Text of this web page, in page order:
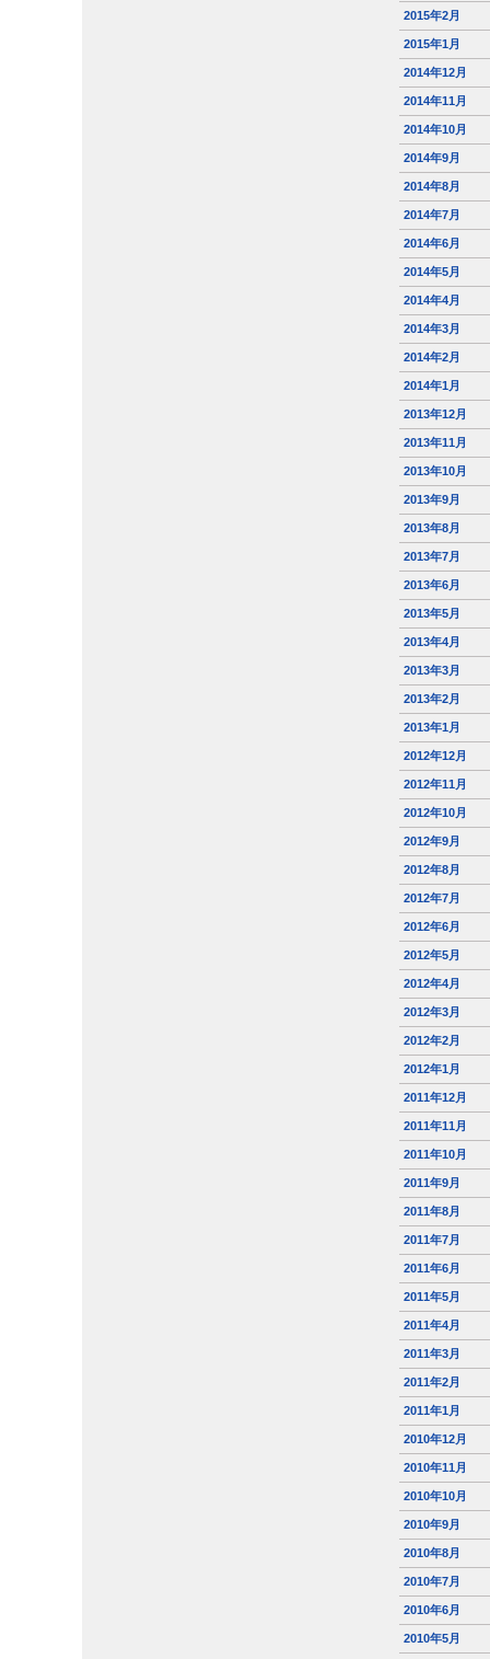
2015年2月
2015年1月
2014年12月
2014年11月
2014年10月
2014年9月
2014年8月
2014年7月
2014年6月
2014年5月
2014年4月
2014年3月
2014年2月
2014年1月
2013年12月
2013年11月
2013年10月
2013年9月
2013年8月
2013年7月
2013年6月
2013年5月
2013年4月
2013年3月
2013年2月
2013年1月
2012年12月
2012年11月
2012年10月
2012年9月
2012年8月
2012年7月
2012年6月
2012年5月
2012年4月
2012年3月
2012年2月
2012年1月
2011年12月
2011年11月
2011年10月
2011年9月
2011年8月
2011年7月
2011年6月
2011年5月
2011年4月
2011年3月
2011年2月
2011年1月
2010年12月
2010年11月
2010年10月
2010年9月
2010年8月
2010年7月
2010年6月
2010年5月